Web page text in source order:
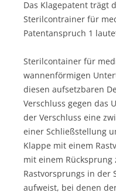
Das Klagepatent trägt
Sterilcontrainer für
Patentanspruch 1
Sterilcontainer für
wannenförmigen
diesen aufsetzbaren
Verschluss gegen das
der Verschluss eine
einer Schließstellung
Klappe mit einem
mit einem Rücksprung
Rastvorsprungs in der
aufweist, bei denen